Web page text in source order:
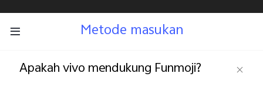
Metode masukan
Apakah vivo mendukung Funmoji?